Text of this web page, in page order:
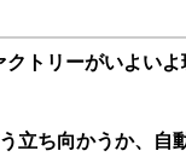
クトリーがいよい
立ち向かうか、自